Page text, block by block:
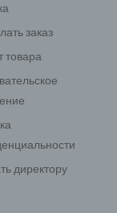
заказ
товара
директору